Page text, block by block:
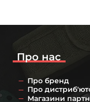
Про нас
Про бренд
Про
Магазини